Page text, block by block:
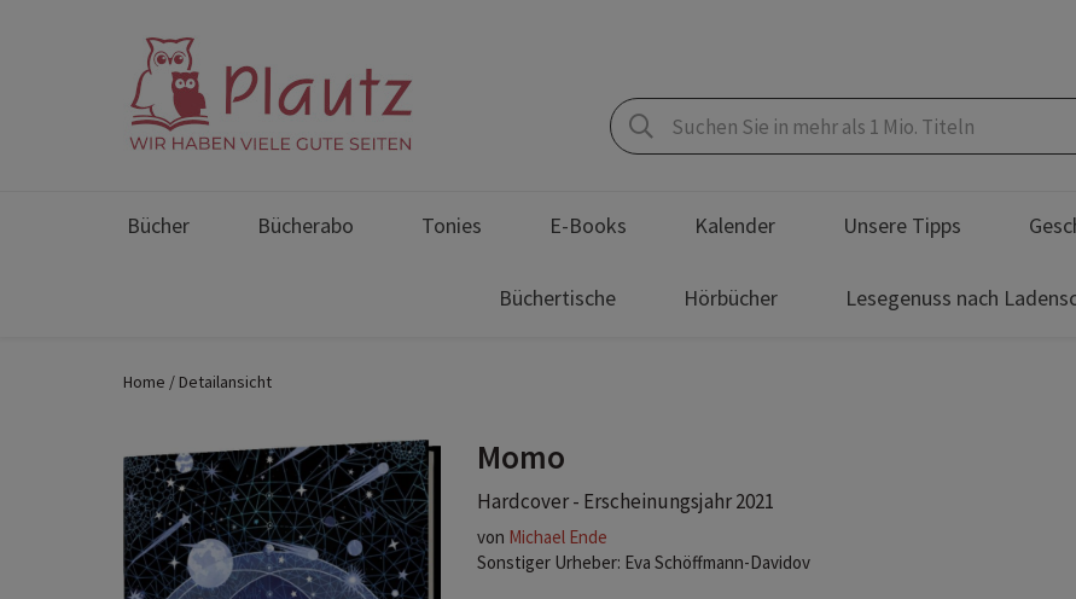
Bücher Bücherabo Tonies E-Books Kalender Unsere Tipps
Büchertische Hörbücher Lesegenuss nach
Home Detailansicht
Momo
Hardcover - Erscheinungsjahr 2021
von Michael Ende
Sonstiger Urheber: Eva Schöffmann-Davidov